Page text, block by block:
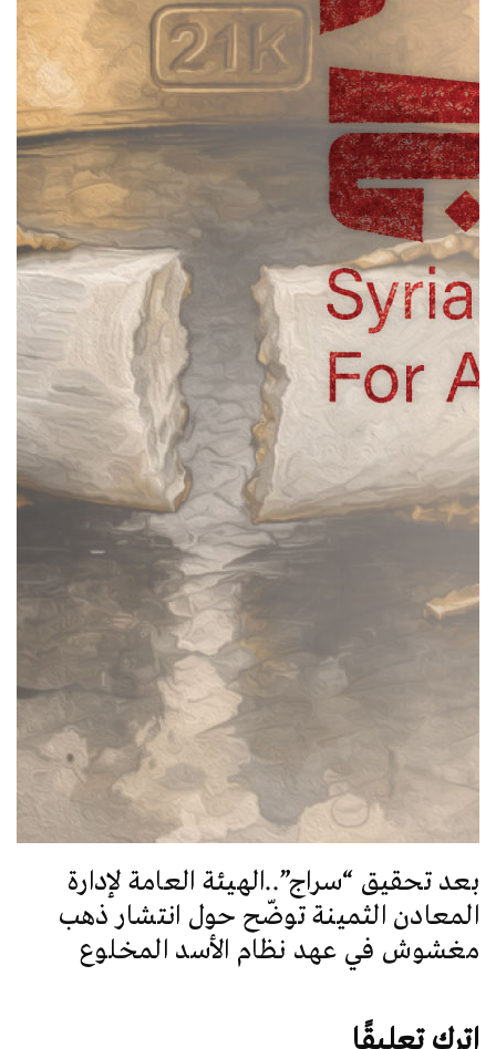
بعد تحقيق “سراج”..الهيئة العامة لإدارة
المعادن الثمينة توضّح حول انتشار ذهب
مغشوش في عهد نظام الأسد المخلوع
اترك تعليقًا